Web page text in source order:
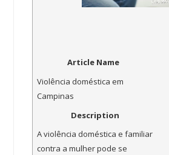
Article Name
Violência doméstica em
Campinas
Description
A violência doméstica e familiar
contra a mulher pode se